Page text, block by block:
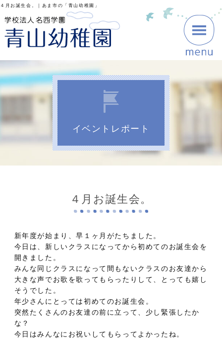
４月お誕生会。｜あま市の「青山幼稚園」
イベントレポート
４月お誕生会。
新年度が始まり、早１ヶ月がたちました。
今日は、新しいクラスになってから初めてのお誕生会を
開きました。
みんな同じクラスになって間もないクラスのお友達から
大きな声でお歌を歌ってもらったりして、とっても嬉し
そうでした。
年少さんにとっては初めてのお誕生会。
突然たくさんのお友達の前に立って、少し緊張したか
な？
今日はみんなにお祝いしてもらってよかったね。